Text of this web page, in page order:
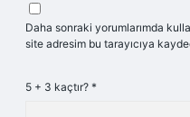
Daha sonraki yorumlarımda
site adresim bu tarayıcıya
5 + 3 kaçtır? *